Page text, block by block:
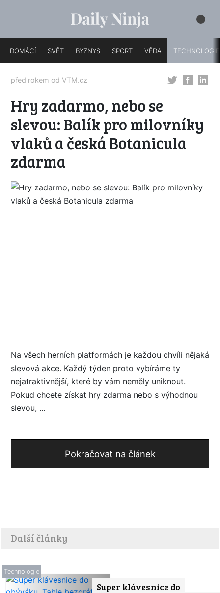
DOMÁCÍ SVĚT BYZNYS SPORT VĚDA TECHNOLOGIE
před rokem od VTM.cz
Hry zadarmo, nebo se
slevou: Balík pro milovníky
vlaků a česká Botanicula
zdarma
Na všech herních platformách je každou chvíli nějaká
slevová akce. Každý týden proto vybíráme ty
nejatraktivnější, které by vám neměly uniknout.
Pokud chcete získat hry zdarma nebo s výhodnou
slevou, ...
Pokračovat na článek
Další články
Super klávesnice do
Technologie